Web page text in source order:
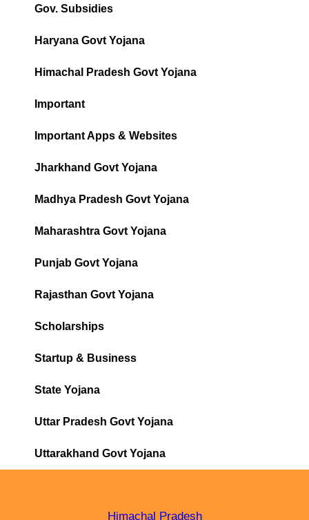
Gov. Subsidies
Haryana Govt Yojana
Himachal Pradesh Govt Yojana
Important
Important Apps & Websites
Jharkhand Govt Yojana
Madhya Pradesh Govt Yojana
Maharashtra Govt Yojana
Punjab Govt Yojana
Rajasthan Govt Yojana
Scholarships
Startup & Business
State Yojana
Uttar Pradesh Govt Yojana
Uttarakhand Govt Yojana
Himachal Pradesh